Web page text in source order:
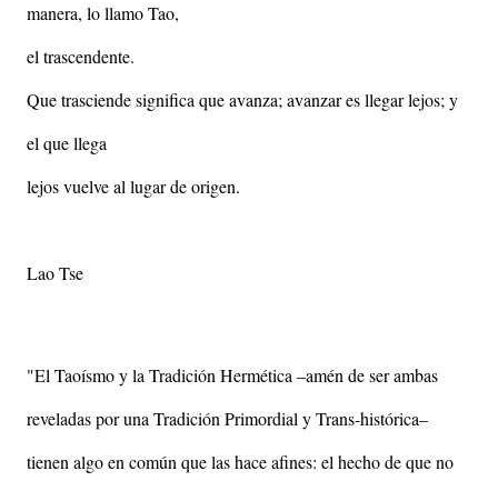
manera, lo llamo Tao,
el trascendente.
Que trasciende significa que avanza; avanzar es llegar lejos; y
el que llega
lejos vuelve al lugar de origen.
Lao Tse
"El Taoísmo y la Tradición Hermética –amén de ser ambas
reveladas por una Tradición Primordial y Trans-histórica–
tienen algo en común que las hace afines: el hecho de que no